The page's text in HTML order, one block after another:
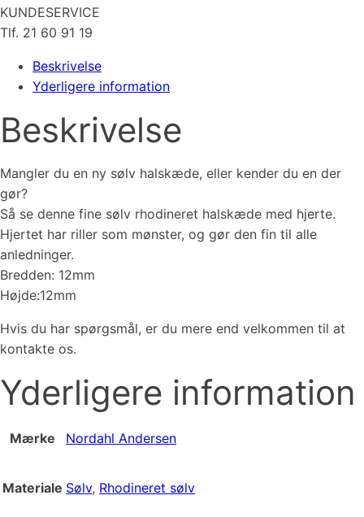
KUNDESERVICE
Tlf. 21 60 91 19
Beskrivelse
Yderligere information
Beskrivelse
Mangler du en ny sølv halskæde, eller kender du en der
gør?
Så se denne fine sølv rhodineret halskæde med hjerte.
Hjertet har riller som mønster, og gør den fin til alle
anledninger.
Bredden: 12mm
Højde:12mm
Hvis du har spørgsmål, er du mere end velkommen til at
kontakte os.
Yderligere information
Mærke Nordahl Andersen
Materiale Sølv, Rhodineret sølv